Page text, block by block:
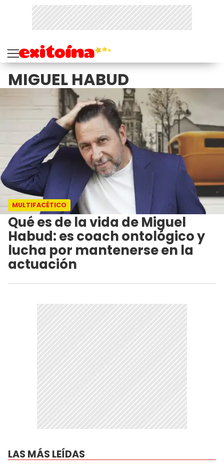
MIGUEL HABUD
MULTIFACÉTICO
Qué es de la vida de Miguel
Habud: es coach ontológico y
lucha por mantenerse en la
actuación
LAS MÁS LEÍDAS